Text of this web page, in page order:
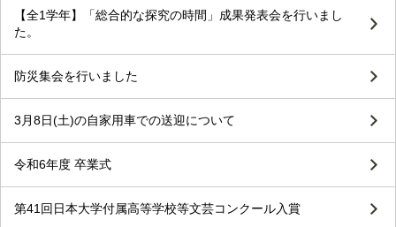
【全1学年】「総合的な探究の時間」成果発表会を行いまし
た。
防災集会を行いました
3月8日(土)の自家用車での送迎について
令和6年度 卒業式
第41回日本大学付属高等学校等文芸コンクール入賞